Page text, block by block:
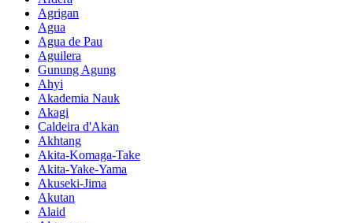
Agrigan
Agua
Agua de Pau
Aguilera
Gunung Agung
Ahyi
Akademia Nauk
Akagi
Caldeira d'Akan
Akhtang
Akita-Komaga-Take
Akita-Yake-Yama
Akuseki-Jima
Akutan
Alaid